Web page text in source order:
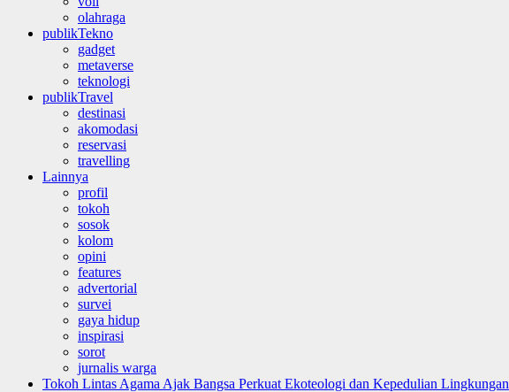
olahraga
publikTekno
gadget
metaverse
teknologi
publikTravel
destinasi
akomodasi
reservasi
travelling
Lainnya
profil
tokoh
sosok
kolom
opini
features
advertorial
survei
gaya hidup
inspirasi
sorot
jurnalis warga
Tokoh Lintas Agama Ajak Bangsa Perkuat Ekoteologi dan Kepedulian Lingkungan